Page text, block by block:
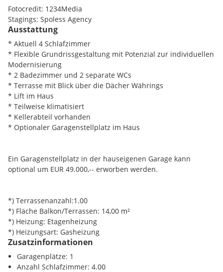
Innenstadt.
täglichen Bedarfs befinden sich ebenfalls in unmittelbarer
Umgebung.
Fotocredit: 1234Media
Stagings: Spoless Agency
Ausstattung
* Aktuell 4 Schlafzimmer
* Flexible Grundrissgestaltung mit Potenzial zur individuellen
Modernisierung
* 2 Badezimmer und 2 separate WCs
* Terrasse mit Blick über die Dächer Währings
* Lift im Haus
* Teilweise klimatisiert
* Kellerabteil vorhanden
* Optionaler Garagenstellplatz im Haus
Ein Garagenstellplatz in der hauseigenen Garage kann
optional um EUR 49.000,-- erworben werden.
*) Terrassenanzahl:1.00
*) Fläche Balkon/Terrassen: 14,00 m²
*) Heizung: Etagenheizung
*) Heizungsart: Gasheizung
Zusatzinformationen
Garagenplätze: 1
Anzahl Schlafzimmer: 4.00